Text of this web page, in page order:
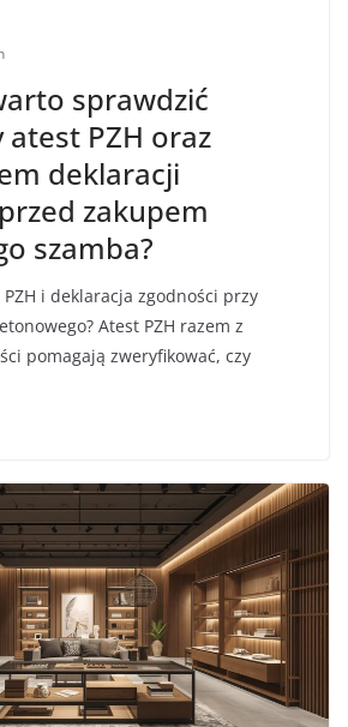
sprawdzić
atest PZH oraz
deklaracji
zakupem
szamba?
i deklaracja zgodności przy
Atest PZH razem z
pomagają zweryfikować, czy